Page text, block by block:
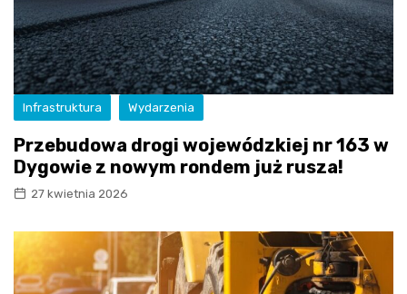
Infrastruktura Wydarzenia
Przebudowa drogi wojewódzkiej nr 163 w
Dygowie z nowym rondem już rusza!
27 kwietnia 2026